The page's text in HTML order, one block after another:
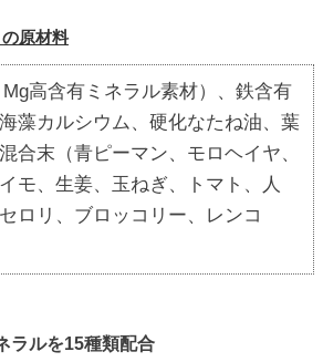
原材料
Mg高含有ミネラル素材）、鉄含有
藻カルシウム、硬化なたね油、葉
合末（青ピーマン、モロヘイヤ、
モ、生姜、玉ねぎ、トマト、人
ロリ、ブロッコリー、レンコ
ラルを15種類配合